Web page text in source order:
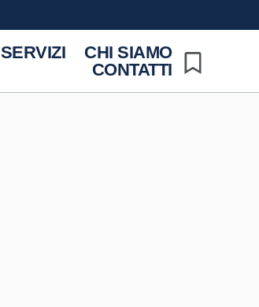
SERVIZI
CHI SIAMO
CONTATTI